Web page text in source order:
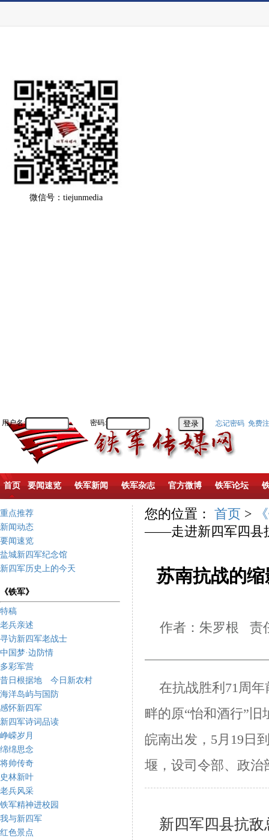
微信号：tiejunmedia
用户名: 密码: 忘记密码 免费
首页 要闻速览 铁军新闻 铁军杂志 官方微博 铁军论坛
重点推荐
新闻动态
要闻速览
盐城新四军纪念馆
新四军历史上的今天
《铁军》
特稿
老兵亲述
寻访新四军老战士
中国梦·边防情
多彩军营
昔日根据地 今日新农村
海洋岛屿与国防
感怀新四军
新四军诗词品读
峥嵘岁月
绵绵思念
将帅传奇
史林新叶
老兵风采
铁军精神进校园
我与新四军
红色景点
您的位置： 首页 >
——走进新四军四县
苏南抗战的
作者：朱罗根 责
在抗战胜利 71周年
畔的原“怡和酒行”旧
皖南出发， 5 月 19 日
堰，设司令部、政治
新四军四县抗敌